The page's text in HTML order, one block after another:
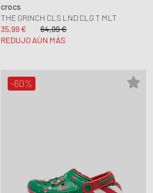
crocs
THE GRINCH CLS LND CLG T MLT
35,99 €
64,99 €
REDUJO AÚN MÁS
-60%